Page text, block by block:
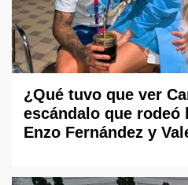
¿Qué tuvo que ver
escándalo que rodeó
Enzo Fernández y